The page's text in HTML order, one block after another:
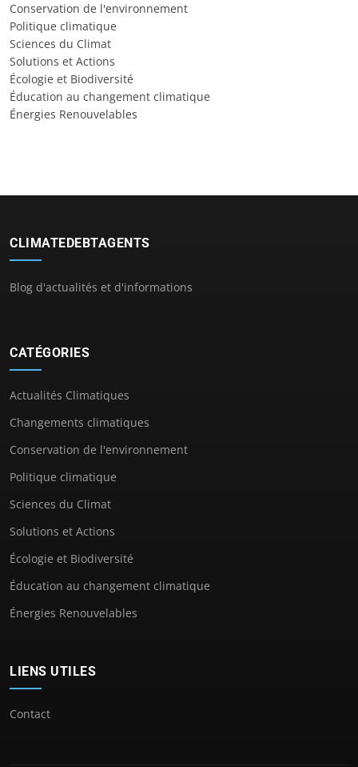
Conservation de l'environnement
Politique climatique
Sciences du Climat
Solutions et Actions
Écologie et Biodiversité
Éducation au changement climatique
Énergies Renouvelables
CLIMATEDEBTAGENTS
Blog d'actualités et d'informations
CATÉGORIES
Actualités Climatiques
Changements climatiques
Conservation de l'environnement
Politique climatique
Sciences du Climat
Solutions et Actions
Écologie et Biodiversité
Éducation au changement climatique
Énergies Renouvelables
LIENS UTILES
Contact